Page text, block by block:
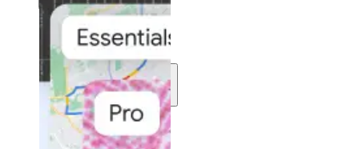
Soluzioni
Casi d'uso
Settori